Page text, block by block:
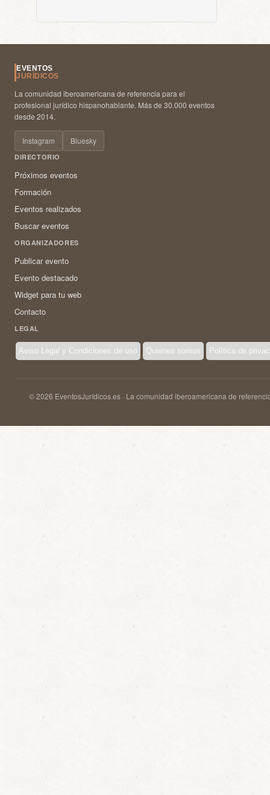
EVENTOS
JURÍDICOS
La comunidad iberoamericana de referencia para el
profesional jurídico hispanohablante. Más de 30.000 eventos
desde 2014.
Instagram Bluesky
DIRECTORIO
Próximos eventos
Formación
Eventos realizados
Buscar eventos
ORGANIZADORES
Publicar evento
Evento destacado
Widget para tu web
Contacto
LEGAL
Aviso Legal y Condiciones de uso Quienes somos Política de
© 2026 EventosJurídicos.es · La comunidad iberoamericana de